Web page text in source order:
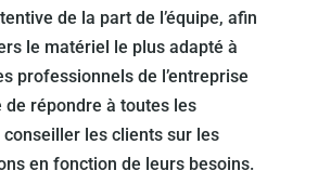
de la part de l’équipe, afin
le matériel le plus adapté à
professionnels de l’entreprise
de répondre à toutes les
les clients sur les
en fonction de leurs besoins.